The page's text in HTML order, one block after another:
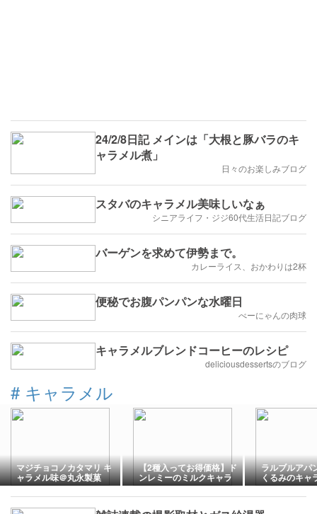
24/2/8日記 メインは「大根と豚バラのキ
ャラメル煮」
日々のお楽しみブログ
スタバのキャラメル美味しいなぁ
シニアライフ・ジジ60代生活日記ブログ
バーゲンを求めて伊勢まで。
カレーライス、おかわりは2杯
便秘でお腹パンパンな水曜日
べーにゃんの肉球
キャラメルブレンドコーヒーのレシピ
deliciousdessertsのブログ
# キャラメル
マジチョコノカタマリ キ
ャラメル味＠丸永製菓
【2種入ってお得価格】ド
ンレミーのミルクキャラ
メルタルト＆モンブラン
ラルブルアパ
くるみのキャ
ト